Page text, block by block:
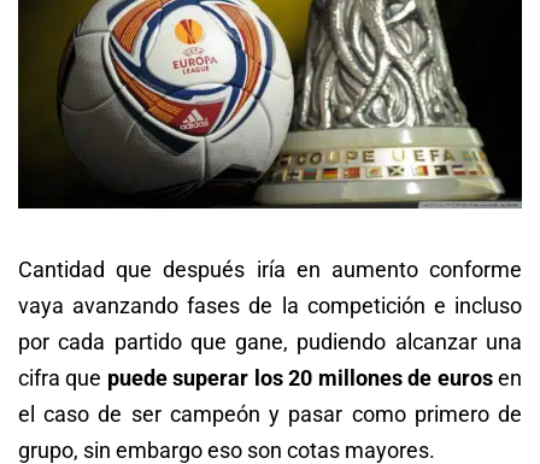
Cantidad que después iría en aumento conforme
vaya avanzando fases de la competición e incluso
por cada partido que gane, pudiendo alcanzar una
cifra que puede superar los 20 millones de eurosen
el caso de ser campeón y pasar como primero de
grupo, sin embargo eso son cotas mayores.